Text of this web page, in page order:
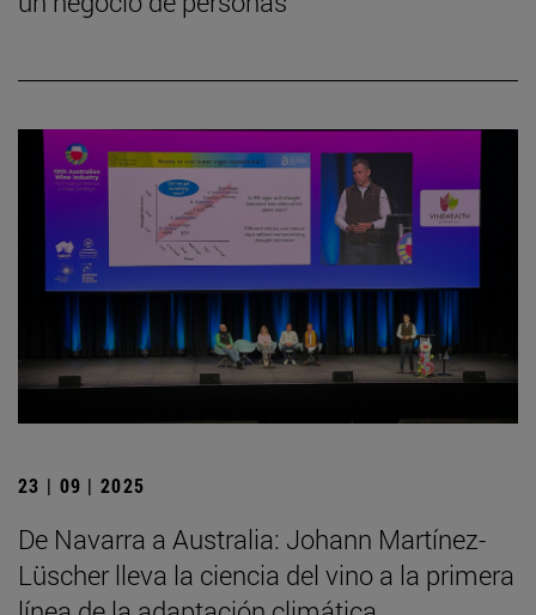
23 | 09 | 2025
De Navarra a Australia: Johann Martínez-
Lüscher lleva la ciencia del vino a la primera